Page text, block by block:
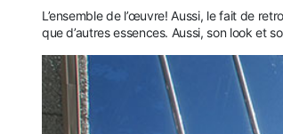
L’ensemble de l’œuvre! Aussi, le fait de
que d’autres essences. Aussi, son look et